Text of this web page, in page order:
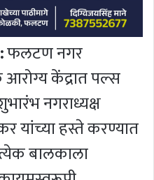
फलटण नगर
आरोग्य केंद्रात पल्स
नगराध्यक्ष
यांच्या हस्ते करण्यात
बालकाला